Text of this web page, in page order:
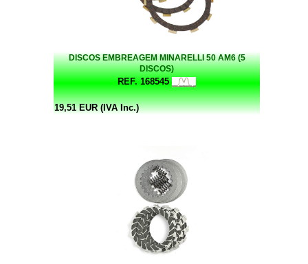
DISCOS EMBREAGEM MINARELLI 50 AM6 (5
DISCOS)
REF. 168545
19,51 EUR (IVA Inc.)